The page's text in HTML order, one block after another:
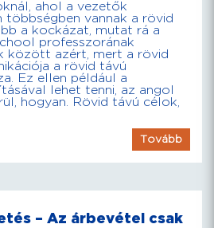
ahol a vezetők
többségben vannak a rövid
a kockázat, mutat rá a
professzorának
között azért, mert a rövid
a rövid távú
Ez ellen például a
lehet tenni, az angol
hogyan. Rövid távú célok,
Tovább
– Az árbevétel csak